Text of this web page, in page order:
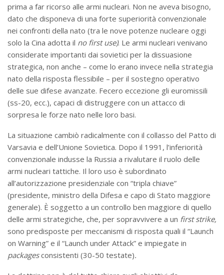
prima a far ricorso alle armi nucleari. Non ne aveva bisogno,
dato che disponeva di una forte superiorità convenzionale
nei confronti della nato (tra le nove potenze nucleare oggi
solo la Cina adotta il no first use). Le armi nucleari venivano
considerate importanti dai sovietici per la dissuasione
strategica, non anche – come lo erano invece nella strategia
nato della risposta flessibile – per il sostegno operativo
delle sue difese avanzate. Fecero eccezione gli euromissili
(ss-20, ecc.), capaci di distruggere con un attacco di
sorpresa le forze nato nelle loro basi.
La situazione cambiò radicalmente con il collasso del Patto di
Varsavia e dell’Unione Sovietica. Dopo il 1991, l’inferiorità
convenzionale indusse la Russia a rivalutare il ruolo delle
armi nucleari tattiche. Il loro uso è subordinato
all’autorizzazione presidenziale con “tripla chiave”
(presidente, ministro della Difesa e capo di Stato maggiore
generale). È soggetto a un controllo ben maggiore di quello
delle armi strategiche, che, per sopravvivere a un first strike,
sono predisposte per meccanismi di risposta quali il “Launch
on Warning” e il “Launch under Attack” e impiegate in
packagesconsistenti (30-50 testate).